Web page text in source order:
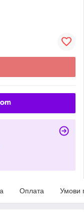
Оплата Умови